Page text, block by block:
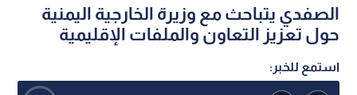
الصفدي يتباحث مع وزيرة الخارجية اليمنية
حول تعزيز التعاون والملفات الإقليمية
استمع للخبر: